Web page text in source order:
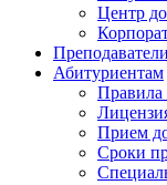
Центр
Преподаватели
Абитуриентам
Правила
Прием
Сроки